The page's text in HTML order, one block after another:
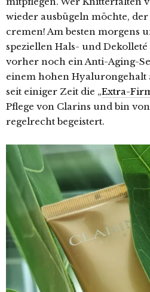
wieder ausbügeln möchte,
cremen! Am besten morgens
speziellen Hals- und Dekolleté
vorher noch ein Anti-Aging-
einem hohen Hyalurongehalt
seit einiger Zeit die „Extra-
Pflege von Clarins und bin
regelrecht begeistert.